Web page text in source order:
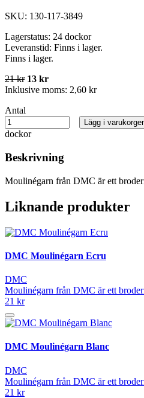
SKU: 130-117-3849
Lagerstatus: 24 dockor
Leveranstid: Finns i lager.
Finns i lager.
21 kr 13 kr
Inklusive moms: 2,60 kr
Antal
dockor
Lägg i
Beskrivning
Moulinégarn från DMC är ett
Liknande produkter
DMC Moulinégarn Ecru
DMC
Moulinégarn från DMC är ett
21 kr
DMC Moulinégarn Blanc
DMC
Moulinégarn från DMC är ett
21 kr